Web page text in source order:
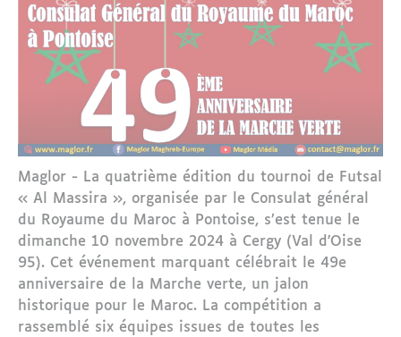
Maglor - La quatrième édition du tournoi de Futsal
« Al Massira », organisée par le Consulat général
du Royaume du Maroc à Pontoise, s’est tenue le
dimanche 10 novembre 2024 à Cergy (Val d'Oise
95). Cet événement marquant célébrait le 49e
anniversaire de la Marche verte, un jalon
historique pour le Maroc. La compétition a
rassemblé six équipes issues de toutes les